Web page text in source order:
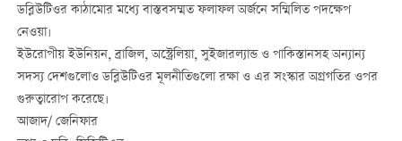
ডব্লিউটিওর কাঠামোর মধ্যে বাস্তবসম্মত ফলাফল অর্জনে সম্মিলিত পদক্ষেপ
নেওয়া।
ইউরোপীয় ইউনিয়ন, ব্রাজিল, অস্ট্রেলিয়া, সুইজারল্যান্ড ও পাকিস্তানসহ অন্যান্য
সদস্য দেশগুলোও ডব্লিউটিওর মূলনীতিগুলো রক্ষা ও এর সংস্কার অগ্রগতির ওপর
গুরুত্বারোপ করেছে।
আজাদ/ জেনিফার